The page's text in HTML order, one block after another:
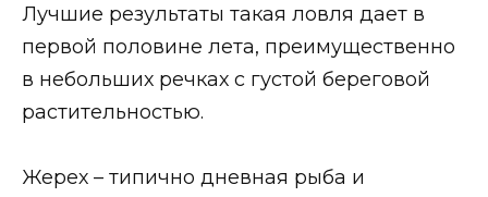
Лучшие результаты такая ловля дает в
первой половине лета, преимущественно
в небольших речках с густой береговой
растительностью.
Жерех – типично дневная рыба и